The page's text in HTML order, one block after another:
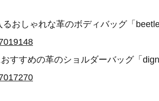
おしゃれな革のボディバッグ「beetle
すすめの革のショルダーバッグ「